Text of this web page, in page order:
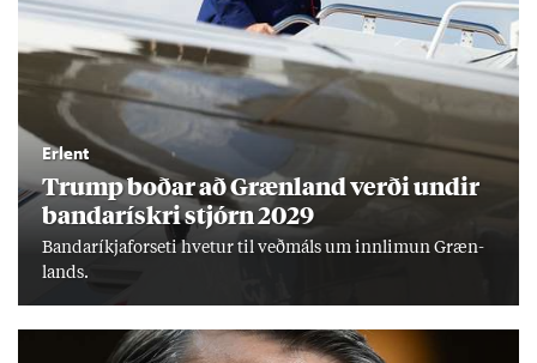
Erlent
Trump boð­ar að Græn­land verði und­ir
banda­rískri stjórn 2029
Banda­ríkja­for­seti hvet­ur til veð­máls um inn­limun Græn­
lands.